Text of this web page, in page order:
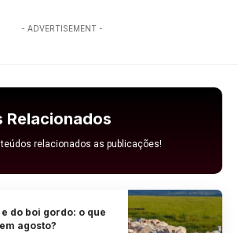
- ADVERTISEMENT -
Relacionados
relacionados as publicações!
do boi gordo: o que
agosto?